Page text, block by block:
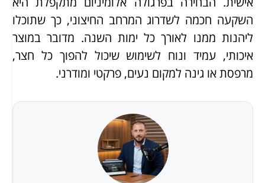
השקעה חכמה לשדרוג המרחב החיצוני, כך שתוכלו
ליהנות ממנו לאורך כל ימות השנה. מדובר במוצר
איכותי, עמיד ונוח לשימוש שיכול להפוך כל חצר,
מרפסת או גינה למקום נעים, פרקטי ומודרני.